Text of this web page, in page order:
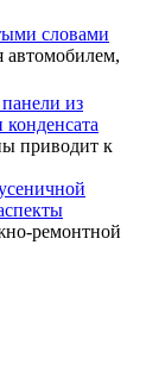
словами
автомобилем,
из
приводит к
ремонтной